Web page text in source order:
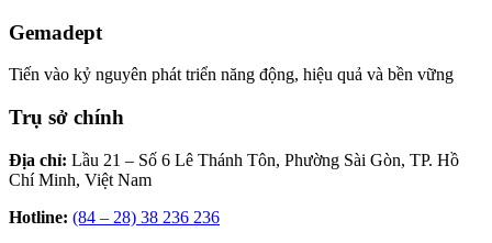
Gemadept
Tiến vào kỷ nguyên phát triển năng động, hiệu quả và bền vững
Trụ sở chính
Địa chỉ: Lầu 21 – Số 6 Lê Thánh Tôn, Phường Sài Gòn, TP. Hồ
Chí Minh, Việt Nam
Hotline: (84 – 28) 38 236 236